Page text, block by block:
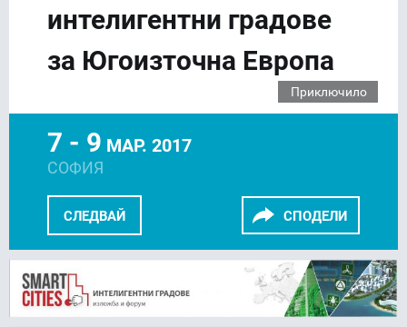
интелигентни градове
за Югоизточна Европа
Приключило
СЛЕДВАЙ СПОДЕЛИ
7 - 9 МАР. 2017
СОФИЯ
LINKEDIN